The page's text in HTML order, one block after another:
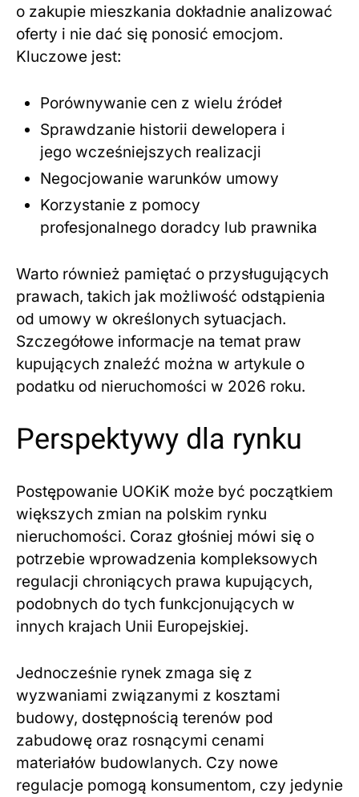
o zakupie mieszkania dokładnie analizować
oferty i nie dać się ponosić emocjom.
Kluczowe jest:
Porównywanie cen z wielu źródeł
Sprawdzanie historii dewelopera i
jego wcześniejszych realizacji
Negocjowanie warunków umowy
Korzystanie z pomocy
profesjonalnego doradcy lub prawnika
Warto również pamiętać o przysługujących
prawach, takich jak możliwość odstąpienia
od umowy w określonych sytuacjach.
Szczegółowe informacje na temat praw
kupujących znaleźć można w artykule o
podatku od nieruchomości w 2026 roku.
Perspektywy dla rynku
Postępowanie UOKiK może być początkiem
większych zmian na polskim rynku
nieruchomości. Coraz głośniej mówi się o
potrzebie wprowadzenia kompleksowych
regulacji chroniących prawa kupujących,
podobnych do tych funkcjonujących w
innych krajach Unii Europejskiej.
Jednocześnie rynek zmaga się z
wyzwaniami związanymi z kosztami
budowy, dostępnością terenów pod
zabudowę oraz rosnącymi cenami
materiałów budowlanych. Czy nowe
regulacje pomogą konsumentom, czy jedynie